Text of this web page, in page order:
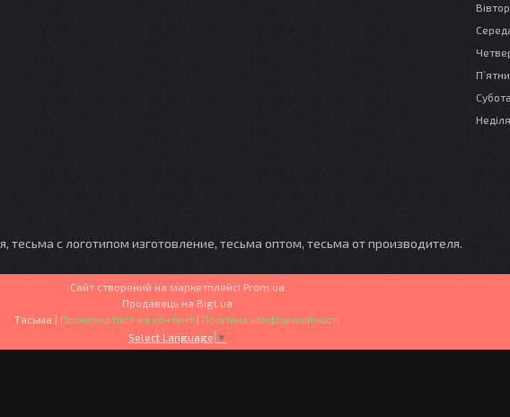
Субота
Неділя
тесьма с логотипом изготовление, тесьма оптом, тесьма от производителя.
Сайт створений на маркетплейсі Prom.ua
Продавець на Bigl.ua
Тасьма | Поскаржитися на контент | Політика конфіденційності
Select Language ▼